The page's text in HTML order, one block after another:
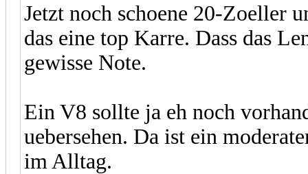
Jetzt noch schoene 20-Zoeller
das eine top Karre. Dass das
gewisse Note.
Ein V8 sollte ja eh noch
uebersehen. Da ist ein
im Alltag.